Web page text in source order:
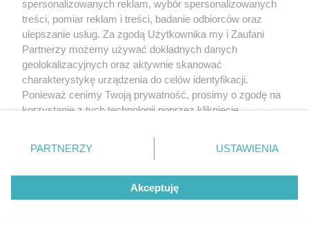
RZADKIE IMIONA
To imię brzmi jak nazwa
europejskiego kraju. W Polsce nosi
spersonalizowanych reklam, wybór spersonalizowanych
treści, pomiar reklam i treści, badanie odbiorców oraz
ulepszanie usług. Za zgodą Użytkownika my i Zaufani
Partnerzy możemy używać dokładnych danych
geolokalizacyjnych oraz aktywnie skanować
charakterystykę urządzenia do celów identyfikacji.
Ponieważ cenimy Twoją prywatność, prosimy o zgodę na
korzystanie z tych technologii poprzez kliknięcie
zmienić/wycofać klikając przycisk ustawień prywatności
znajdujący się w lewym dolnym rogu strony
rodzaje przetwarzania danych nie wymagają zgody
użytkownika, ale masz prawo sprzeciwić się takiemu
przetwarzaniu. Preferencje będą miały zastosowanie tylko
PARTNERZY USTAWIENIA
Akceptuję